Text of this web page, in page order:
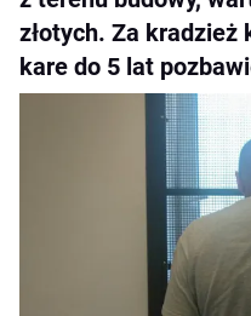
złotych. Za
kare do 5 lat